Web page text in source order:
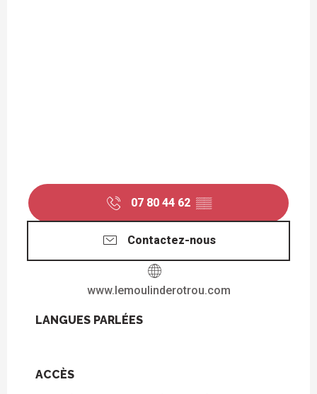
07 80 44 62 ▒▒
Contactez-nous
www.lemoulinderotrou.com
LANGUES PARLÉES
LANGUES PARLÉES
ACCÈS
ACCÈS